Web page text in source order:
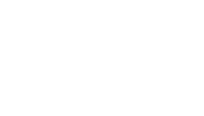
ようお願いしま
ない年数を意
ムロン制御